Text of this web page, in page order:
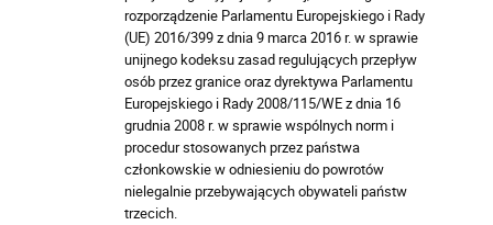
rozporządzenie Parlamentu Europejskiego i Rady
(UE) 2016/399 z dnia 9 marca 2016 r. w sprawie
unijnego kodeksu zasad regulujących przepływ
osób przez granice oraz dyrektywa Parlamentu
Europejskiego i Rady 2008/115/WE z dnia 16
grudnia 2008 r. w sprawie wspólnych norm i
procedur stosowanych przez państwa
członkowskie w odniesieniu do powrotów
nielegalnie przebywających obywateli państw
trzecich.